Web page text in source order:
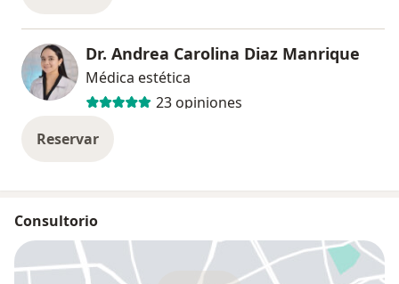
Dr. Andrea Carolina Diaz Manrique
Médica estética
23 opiniones
Reservar
Consultorio